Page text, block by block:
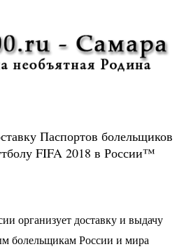
Паспортов болельщиков
FIFA 2018 в России™
организует доставку и выдачу
болельщикам России и мира